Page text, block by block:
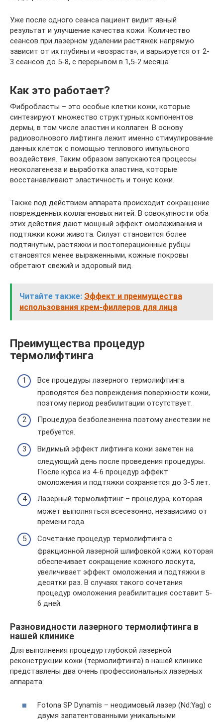
Уже после одного сеанса пациент видит явный
результат и улучшение качества кожи. Количество
сеансов при лазерном удалении растяжек напрямую
зависит от их глубины и «возраста», и варьируется от 2-
3 сеансов до 5-8, с перерывом в 1,5-2 месяца.
Как это работает?
Фибробласты – это особые клетки кожи, которые
синтезируют множество структурных компонентов
дермы, в том числе эластин и коллаген. В основу
радиоволнового лифтинга лежит именно стимулирование
данных клеток с помощью теплового импульсного
воздействия. Таким образом запускаются процессы
неоколагенеза и выработка эластина, которые
восстанавливают эластичность и тонус кожи.
Также под действием аппарата происходит сокращение
поврежденных коллагеновых нитей. В совокупности оба
этих действия дают мощный эффект омолаживания и
подтяжки кожи живота. Силуэт становится более
подтянутым, растяжки и постоперационные рубцы
становятся менее выраженными, кожные покровы
обретают свежий и здоровый вид.
Читайте также: Эффект и преимущества
использования крем-филлеров для лица
Преимущества процедур
термолифтинга
Все процедуры лазерного термолифтинга
проводятся без повреждения поверхности кожи,
поэтому период реабилитации отсутствует.
Процедура безболезненна поэтому анестезии не
требуется.
Видимый эффект лифтинга кожи заметен на
следующий день после проведения процедуры.
После курса из 4-6 процедур эффект
омоложения и подтяжки сохраняется до 3-5 лет.
Лазерный термолифтинг – процедура, которая
может выполняться всесезонно, независимо от
времени года.
Сочетание процедур термолифтинга с
фракционной лазерной шлифовкой кожи, которая
обеспечивает сокращение кожного лоскута,
увеличивает эффект омоложения и подтяжки в
десятки раз. В случаях такого сочетания
процедур омоложения реабилитация составит 5-
6 дней.
Разновидности лазерного термолифтинга в
нашей клинике
Для выполнения процедур глубокой лазерной
реконструкции кожи (термолифтинга) в нашей клинике
представлены два очень профессиональных лазерных
аппарата:
Fotona SP Dynamis – неодимовый лазер (Nd:Yag) с
двумя запатентованными уникальными